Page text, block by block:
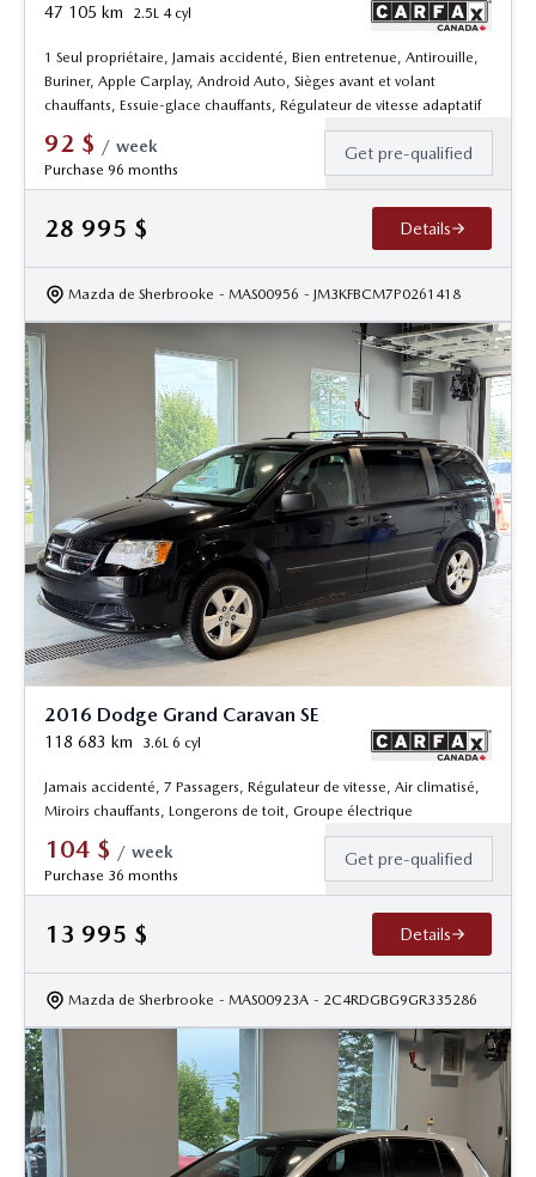
47 105 km 2.5L 4 cyl
1 Seul propriétaire, Jamais accidenté, Bien entretenue, Antirouille,
Buriner, Apple Carplay, Android Auto, Sièges avant et volant
chauffants, Essuie-glace chauffants, Régulateur de vitesse adaptatif
92 $ / week
Purchase 96 months
Get pre-qualified
28 995 $ Details
Mazda de Sherbrooke - MAS00956 - JM3KFBCM7P0261418
2016 Dodge Grand Caravan SE
118 683 km 3.6L 6 cyl
Jamais accidenté, 7 Passagers, Régulateur de vitesse, Air climatisé,
Miroirs chauffants, Longerons de toit, Groupe électrique
104 $ / week
Purchase 36 months
Get pre-qualified
13 995 $ Details
Mazda de Sherbrooke - MAS00923A - 2C4RDGBG9GR335286